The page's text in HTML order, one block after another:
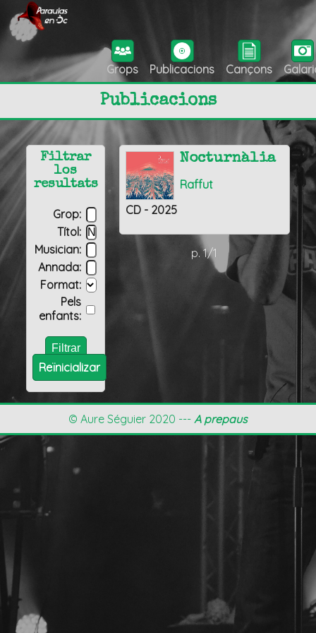
Grops Publicacions Cançons
Publicacions
Nocturnàlia
Raffut
CD - 2025
p. 1/1
Filtrar
los
resultats
Grop:
Títol:
Musician:
Annada:
Format:
Pels
enfants:
Reïnicializar
© Aure Séguier 2020 --- A prepaus